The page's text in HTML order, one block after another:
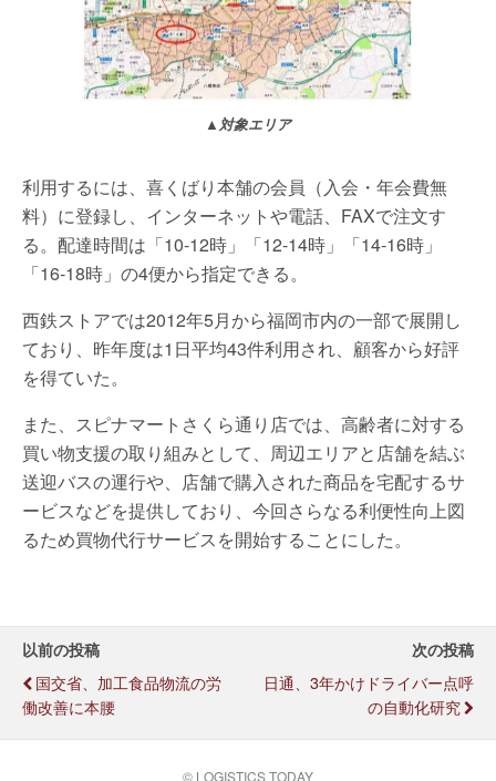
▲対象エリア
利用するには、喜くばり本舗の会員（入会・年会費無
料）に登録し、インターネットや電話、FAXで注文す
る。配達時間は「10-12時」「12-14時」「14-16時」
「16-18時」の4便から指定できる。
西鉄ストアでは2012年5月から福岡市内の一部で展開し
ており、昨年度は1日平均43件利用され、顧客から好評
を得ていた。
また、スピナマートさくら通り店では、高齢者に対する
買い物支援の取り組みとして、周辺エリアと店舗を結ぶ
送迎バスの運行や、店舗で購入された商品を宅配するサ
ービスなどを提供しており、今回さらなる利便性向上図
るため買物代行サービスを開始することにした。
以前の投稿
国交省、加工食品物流の労
働改善に本腰
次の投稿
日通、3年かけドライバー点呼
の自動化研究
© LOGISTICS TODAY